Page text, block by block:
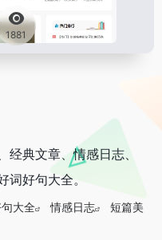
1881
典文章、情感日志、
好句大全。
大全 情感日志
短篇美